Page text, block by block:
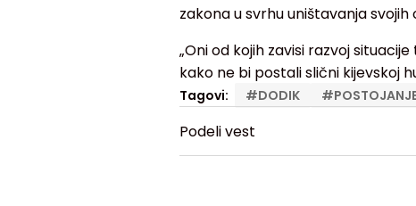
zakona u svrhu uništavanja
„Oni od kojih zavisi razvoj
kako ne bi postali slični kijevskoj
Tagovi: #DODIK #
Podeli vest